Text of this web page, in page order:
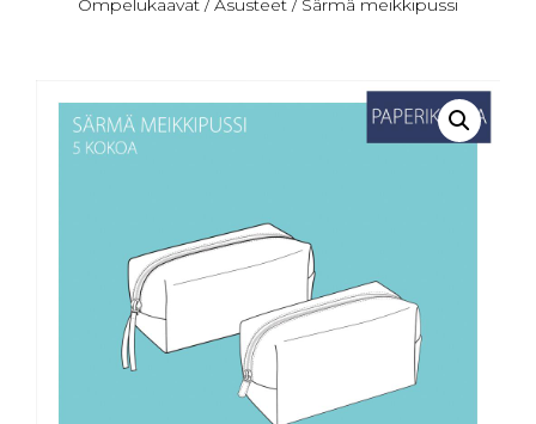
Ompelukaavat /Asusteet / Särmä meikkipussi